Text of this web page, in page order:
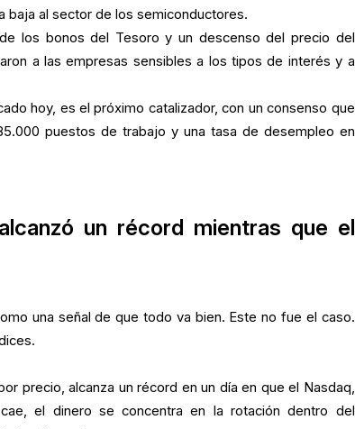
baja al sector de los semiconductores.
los bonos del Tesoro y un descenso del precio del
a las empresas sensibles a los tipos de interés y a
hoy, es el próximo catalizador, con un consenso que
puestos de trabajo y una tasa de desempleo en
un récord mientras que el
una señal de que todo va bien. Este no fue el caso.
precio, alcanza un récord en un día en que el Nasdaq,
el dinero se concentra en la rotación dentro del